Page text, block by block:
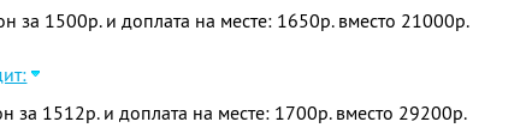
за 1500р. и доплата на месте: 1650р. вместо 21000р.
за 1512р. и доплата на месте: 1700р. вместо 29200р.